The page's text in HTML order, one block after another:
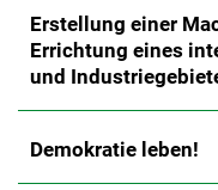
Erstellung einer
Errichtung eines
und
Demokratie leben!